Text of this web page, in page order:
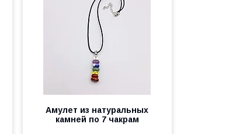
Амулет из натуральных
камней по 7 чакрам